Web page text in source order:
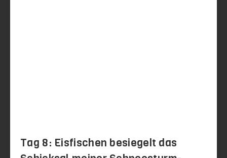
Tag 8: Eisfischen besiegelt das